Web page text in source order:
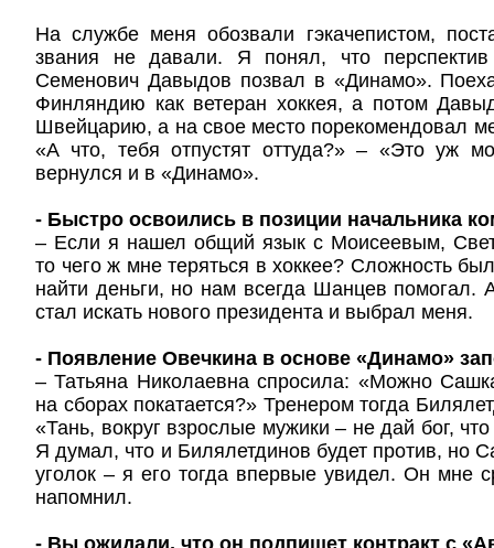
На службе меня обозвали гэкачепистом,
звания не давали. Я понял, что
Семенович Давыдов позвал в «Динамо».
Финляндию как ветеран хоккея, а потом
Швейцарию, а на свое место порекомендовал
«А что, тебя отпустят оттуда?» – «Это уж
вернулся и в «Динамо».
- Быстро освоились в позиции начальника
– Если я нашел общий язык с Моисеевым,
то чего ж мне теряться в хоккее? Сложность
найти деньги, но нам всегда Шанцев помогал.
стал искать нового президента и выбрал меня.
- Появление Овечкина в основе «Динамо»
– Татьяна Николаевна спросила: «Можно
на сборах покатается?» Тренером тогда
«Тань, вокруг взрослые мужики – не дай бог,
Я думал, что и Билялетдинов будет против, но
уголок – я его тогда впервые увидел. Он мне
напомнил.
- Вы ожидали, что он подпишет контракт с